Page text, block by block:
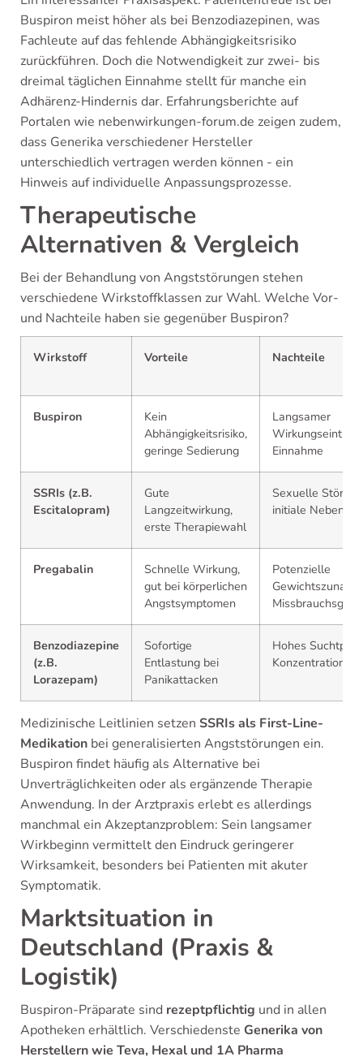
Buspiron meist höher als bei Benzodiazepinen, was
Fachleute auf das fehlende Abhängigkeitsrisiko
zurückführen. Doch die Notwendigkeit zur zwei- bis
dreimal täglichen Einnahme stellt für manche ein
Adhärenz-Hindernis dar. Erfahrungsberichte auf
Portalen wie nebenwirkungen-forum.de zeigen zudem,
dass Generika verschiedener Hersteller
unterschiedlich vertragen werden können - ein
Hinweis auf individuelle Anpassungsprozesse.
Therapeutische
Alternativen & Vergleich
Bei der Behandlung von Angststörungen stehen
verschiedene Wirkstoffklassen zur Wahl. Welche Vor-
und Nachteile haben sie gegenüber Buspiron?
Wirkstoff Vorteile Nachteile
Buspiron
Kein
Abhängigkeitsrisiko,
geringe Sedierung
Langsamer
Wirkungseintritt,
Einnahme
SSRIs (z.B.
Escitalopram)
Gute
Langzeitwirkung,
erste Therapiewahl
Sexuelle
initiale
Pregabalin
Schnelle Wirkung,
gut bei körperlichen
Angstsymptomen
Potenzielle
Benzodiazepine
(z.B.
Lorazepam)
Sofortige
Entlastung bei
Panikattacken
Hohes
Medizinische Leitlinien setzen SSRIs als First-Line-
Medikation bei generalisierten Angststörungen ein.
Buspiron findet häufig als Alternative bei
Unverträglichkeiten oder als ergänzende Therapie
Anwendung. In der Arztpraxis erlebt es allerdings
manchmal ein Akzeptanzproblem: Sein langsamer
Wirkbeginn vermittelt den Eindruck geringerer
Wirksamkeit, besonders bei Patienten mit akuter
Symptomatik.
Marktsituation in
Deutschland (Praxis &
Logistik)
Buspiron-Präparate sind rezeptpflichtig und in allen
Apotheken erhältlich. Verschiedenste Generika von
Herstellern wie Teva, Hexal und 1A Pharma